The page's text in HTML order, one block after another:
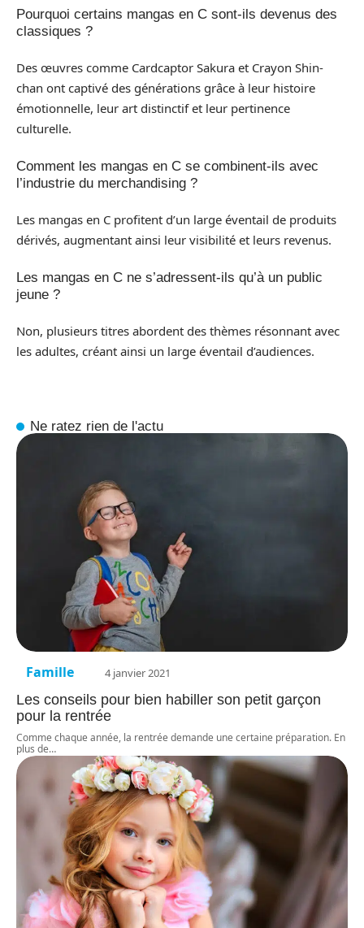
Pourquoi certains mangas en C sont-ils devenus des
classiques ?
Des œuvres comme Cardcaptor Sakura et Crayon Shin-
chan ont captivé des générations grâce à leur histoire
émotionnelle, leur art distinctif et leur pertinence
culturelle.
Comment les mangas en C se combinent-ils avec
l’industrie du merchandising ?
Les mangas en C profitent d’un large éventail de produits
dérivés, augmentant ainsi leur visibilité et leurs revenus.
Les mangas en C ne s’adressent-ils qu’à un public
jeune ?
Non, plusieurs titres abordent des thèmes résonnant avec
les adultes, créant ainsi un large éventail d’audiences.
Ne ratez rien de l'actu
Famille 4 janvier 2021
Les conseils pour bien habiller son petit garçon
pour la rentrée
Comme chaque année, la rentrée demande une certaine préparation. En
plus de…